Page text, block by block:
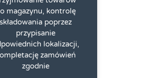
magazynu, kontrolę
składowania poprzez
przypisanie
lokalizacji,
zamówień
zgodnie